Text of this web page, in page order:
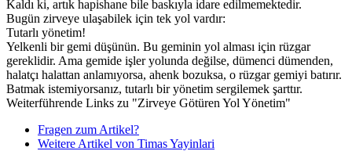
Kaldı ki, artık hapishane bile baskıyla idare edilmemektedir.
Bugün zirveye ulaşabilek için tek yol vardır:
Tutarlı yönetim!
Yelkenli bir gemi düşünün. Bu geminin yol alması için rüzgar
gereklidir. Ama gemide işler yolunda değilse, dümenci dümenden,
halatçı halattan anlamıyorsa, ahenk bozuksa, o rüzgar gemiyi batırır.
Batmak istemiyorsanız, tutarlı bir yönetim sergilemek şarttır.
Weiterführende Links zu "Zirveye Götüren Yol Yönetim"
Fragen zum Artikel?
Weitere Artikel von Timas Yayinlari